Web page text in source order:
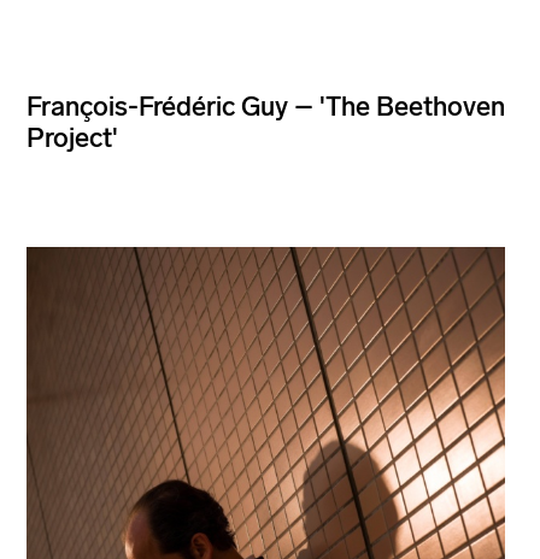
François-Frédéric Guy – 'The Beethoven
Project'